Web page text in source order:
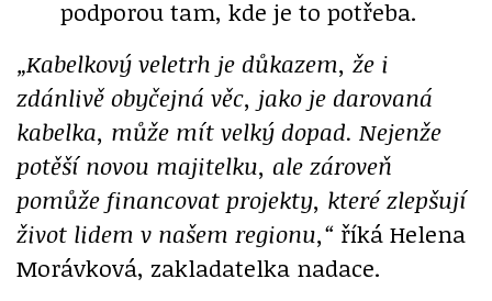
podporou tam, kde je to potřeba.
„Kabelkový veletrh je důkazem, že i
zdánlivě obyčejná věc, jako je darovaná
kabelka, může mít velký dopad. Nejenže
potěší novou majitelku, ale zároveň
pomůže financovat projekty, které zlepšují
život lidem v našem regionu,“ říká Helena
Morávková, zakladatelka nadace.